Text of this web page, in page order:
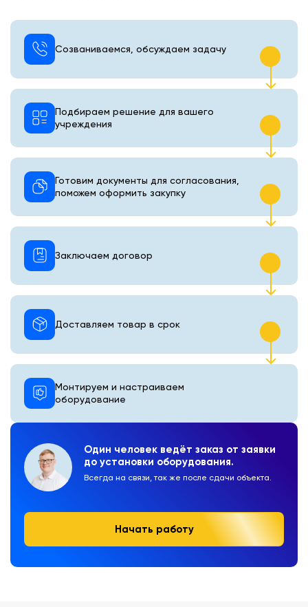
Один человек ведёт заказ от заявки
до установки оборудования.
Всегда на связи, так же после сдачи объекта.
Начать работу
Созваниваемся, обсуждаем задачу
Подбираем решение для вашего
учреждения
Готовим документы для согласования,
поможем оформить закупку
Монтируем и настраиваем
оборудование
Доставляем товар в срок
Заключаем договор